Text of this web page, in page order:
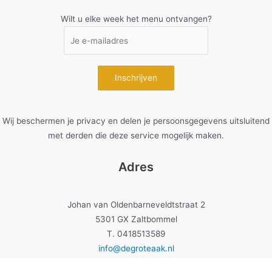
Wilt u elke week het menu ontvangen?
Wij beschermen je privacy en delen je persoonsgegevens uitsluitend
met derden die deze service mogelijk maken.
Adres
Johan van Oldenbarneveldtstraat 2
5301 GX Zaltbommel
T. 0418513589
info@degroteaak.nl